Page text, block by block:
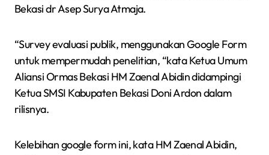
Bekasi dr Asep Surya Atmaja.
“Survey evaluasi publik, menggunakan Google Form
untuk mempermudah penelitian, “kata Ketua Umum
Aliansi Ormas Bekasi HM Zaenal Abidin didampingi
Ketua SMSI Kabupaten Bekasi Doni Ardon dalam
rilisnya.
Kelebihan google form ini, kata HM Zaenal Abidin,